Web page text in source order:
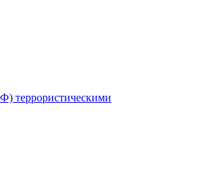
террористическими